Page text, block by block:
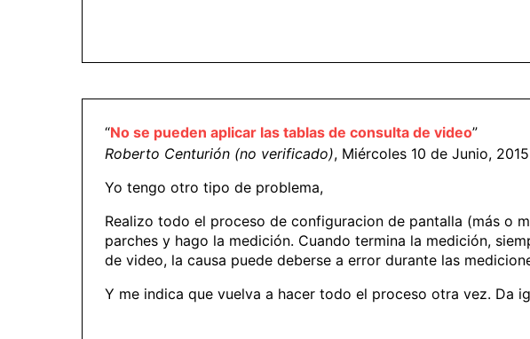
“No se pueden aplicar las tablas de consulta de video”
Roberto Centurión (no verificado), Miércoles 10 de Junio,
Yo tengo otro tipo de problema,
Realizo todo el proceso de configuracion de pantalla (más o
parches y hago la medición. Cuando termina la medición,
de video, la causa puede deberse a error durante las
Y me indica que vuelva a hacer todo el proceso otra vez. Da